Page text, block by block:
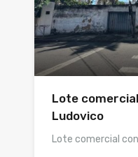
Lote
Ludovico
Lote comercial